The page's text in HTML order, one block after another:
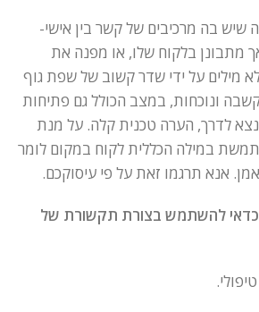
שיש בה מרכיבים של קשר בין אישי-
מתבונן בלקוח שלו, או מפנה את
מילים על ידי שדר קשוב של שפת גוף
ונוכחות, במצב הכולל גם פתיחות
לדרך, הערה טכנית קלה. על מנת
במילה הכללית לקוח במקום לומר
אנא תרגמו זאת על פי עיסוקכם.
כדאי להשתמש בצורת תקשורת של